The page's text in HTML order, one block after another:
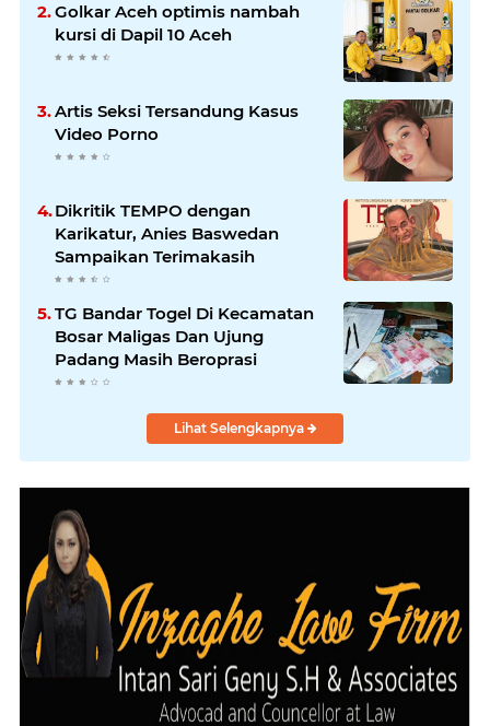
Golkar Aceh optimis nambah
kursi di Dapil 10 Aceh
Artis Seksi Tersandung Kasus
Video Porno
Dikritik TEMPO dengan
Karikatur, Anies Baswedan
Sampaikan Terimakasih
TG Bandar Togel Di Kecamatan
Bosar Maligas Dan Ujung
Padang Masih Beroprasi
Lihat Selengkapnya